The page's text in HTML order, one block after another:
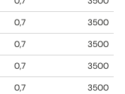
0,7
3500
0,7
3500
0,7
3500
0,7
3500